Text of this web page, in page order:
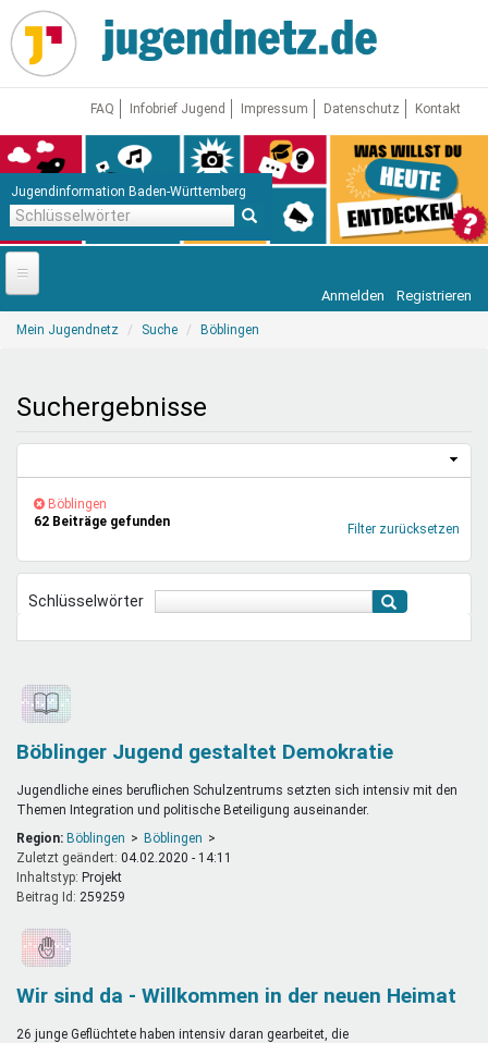
Direkt
zum
Inhalt
FAQ Infobrief Jugend Impressum Datenschutz Kontakt
Jugendinformation Baden-Württemberg
Startseite
Freizeit & Reisen
Mentoren & Projekte
Schule & Beruf
Anmelden Registrieren
Sie
Mein Jugendnetz Suche Böblingen
Suchergebnisse
(-) Böblingen-
Filter
Böblingen
Filter zurücksetzen
62 Beiträge gefunden
Schlüsselwörter
Böblinger Jugend gestaltet Demokratie
Jugendliche eines beruflichen Schulzentrums setzten sich intensiv mit den
Themen Integration und politische Beteiligung auseinander.
Region: Böblingen
Böblingen
Zuletzt geändert: 04.02.2020 - 14:11
Inhaltstyp:
projekt
Beitrag Id: 259259
Wir sind da - Willkommen in der neuen Heimat
26 junge Geflüchtete haben intensiv daran gearbeitet, die